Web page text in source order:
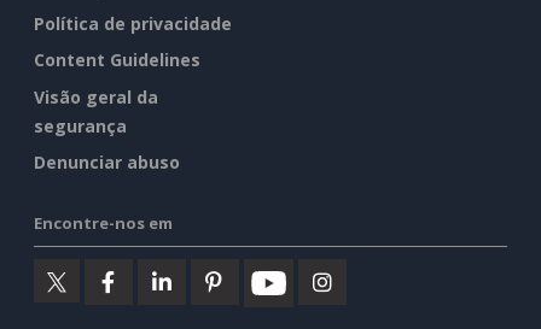
Política de privacidade
Content Guidelines
Visão geral da
segurança
Denunciar abuso
Encontre-nos em